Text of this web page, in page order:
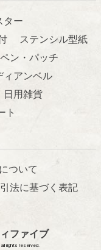
ター
ステンシル型紙
ン・パッチ
ィアンベル
日用雑貨
ト
ついて
法に基づく表記
ファイブ
rights reserved.